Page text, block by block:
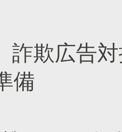
ja/insights/kakusan
詐欺広告
備